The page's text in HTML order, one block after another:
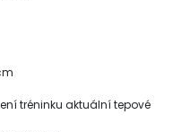
tréninku aktuální tepové